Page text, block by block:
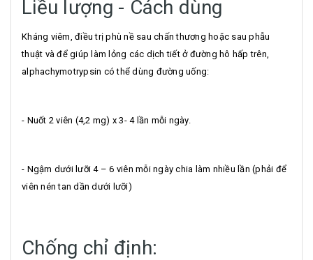
Liều lượng - Cách dùng
Kháng viêm, điều trị phù nề sau chấn thương hoặc sau phẫu
thuật và để giúp làm lỏng các dịch tiết ở đường hô hấp trên,
alphachymotrypsin có thể dùng đường uống:
- Nuốt 2 viên (4,2 mg) x 3- 4 lần mỗi ngày.
- Ngậm dưới lưỡi 4 – 6 viên mỗi ngày chia làm nhiều lần (phải để
viên nén tan dần dưới lưỡi)
Chống chỉ định: